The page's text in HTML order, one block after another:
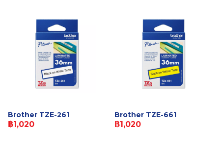
Brother TZE-261
฿1,020
Brother TZE-661
฿1,020